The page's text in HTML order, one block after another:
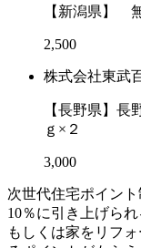
【新潟県】
2,500
株式会社東武
【長野県】
ｇ×２
3,000
次世代住宅ポイン
10％に引き上げら
もしくは家をリフ